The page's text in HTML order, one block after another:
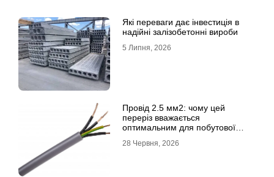
Які переваги дає інвестиція в
надійні залізобетонні вироби
5 Липня, 2026
Провід 2.5 мм2: чому цей
переріз вважається
оптимальним для побутової
28 Червня, 2026